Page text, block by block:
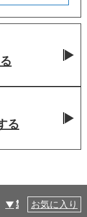
る
製品仕様
お気に入り